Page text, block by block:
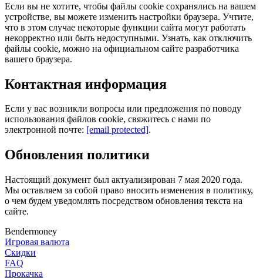
Если вы не хотите, чтобы файлы cookie сохранялись на вашем
устройстве, вы можете изменить настройки браузера. Учтите,
что в этом случае некоторые функции сайта могут работать
некорректно или быть недоступными. Узнать, как отключить
файлы cookie, можно на официальном сайте разработчика
вашего браузера.
Контактная информация
Если у вас возникли вопросы или предложения по поводу
использования файлов cookie, свяжитесь с нами по
электронной почте: [email protected].
Обновления политики
Настоящий документ был актуализирован 7 мая 2020 года.
Мы оставляем за собой право вносить изменения в политику,
о чем будем уведомлять посредством обновления текста на
сайте.
Bendermoney
Игровая валюта
Скидки
FAQ
Прокачка